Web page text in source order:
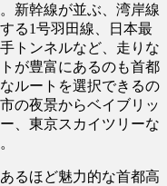
新幹線が並ぶ、湾岸線
る1号羽田線、日本最
トンネルなど、走りな
が豊富にあるのも首都
ルートを選択できるの
の夜景からベイブリッ
、東京スカイツリーな
るほど魅力的な首都高